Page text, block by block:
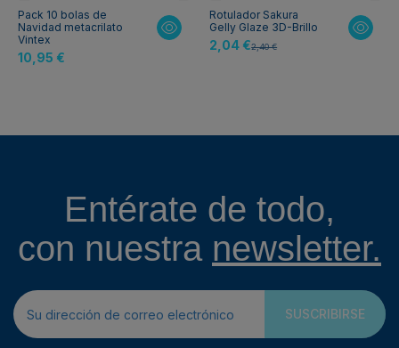
Pack 10 bolas de
Navidad metacrilato
Vintex
10,95 €
Rotulador Sakura
Gelly Glaze 3D-Brillo
2,04 €2,40 €
Entérate de todo,
con nuestra newsletter.
SUSCRIBIRSE